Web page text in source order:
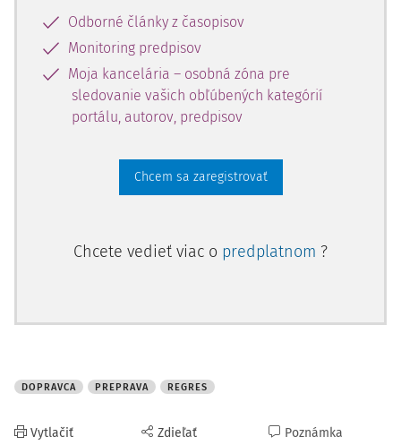
a žalovaným v 1. rade bola uzatvorená zmluva o preprave
veci podľa § 610 zákona č. 513/1991 Zb. Obchodný zákonník
v znení neskorších predpisov (ďalej aj „OBZ“). Počas
prepravy (vykonávanej ža
Odborné články z časopisov
Monitoring predpisov
Moja kancelária – osobná zóna pre
sledovanie vašich obľúbených kategórií
portálu, autorov, predpisov
Chcem sa zaregistrovať
Chcete vedieť viac o predplatnom ?
DOPRAVCA PREPRAVA REGRES
Vytlačiť Zdieľať Poznámka